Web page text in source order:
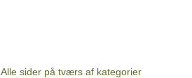
Alle sider på tværs af kategorier